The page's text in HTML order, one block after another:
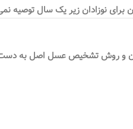
نوزادان زیر یک سال توصیه
و روش تشخیص عسل اصل به دست